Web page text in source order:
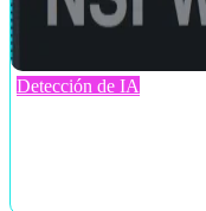
Detección de IA